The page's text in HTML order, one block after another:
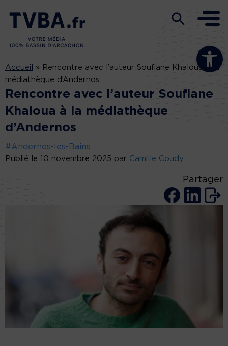
Ouvrir la
Accueil » Rencontre avec l’auteur Soufiane Khaloua à la
médiathèque d’Andernos
Rencontre avec l’auteur Soufiane
Khaloua à la médiathèque
d’Andernos
#Andernos-les-Bains
Publié le 10 novembre 2025 par Camille Coudy
Partager